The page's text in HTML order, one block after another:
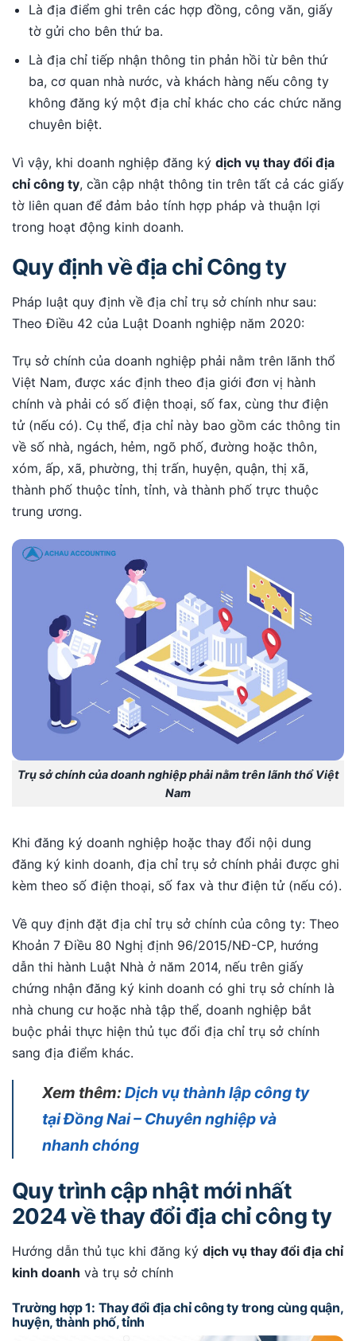
Là địa điểm ghi trên các hợp đồng, công văn, giấy
tờ gửi cho bên thứ ba.
Là địa chỉ tiếp nhận thông tin phản hồi từ bên thứ
ba, cơ quan nhà nước, và khách hàng nếu công ty
không đăng ký một địa chỉ khác cho các chức năng
chuyên biệt.
Vì vậy, khi doanh nghiệp đăng ký dịch vụ thay đổi địa
chỉ công ty, cần cập nhật thông tin trên tất cả các giấy
tờ liên quan để đảm bảo tính hợp pháp và thuận lợi
trong hoạt động kinh doanh.
Quy định về địa chỉ Công ty
Pháp luật quy định về địa chỉ trụ sở chính như sau:
Theo Điều 42 của Luật Doanh nghiệp năm 2020:
Trụ sở chính của doanh nghiệp phải nằm trên lãnh thổ
Việt Nam, được xác định theo địa giới đơn vị hành
chính và phải có số điện thoại, số fax, cùng thư điện
tử (nếu có). Cụ thể, địa chỉ này bao gồm các thông tin
về số nhà, ngách, hẻm, ngõ phố, đường hoặc thôn,
xóm, ấp, xã, phường, thị trấn, huyện, quận, thị xã,
thành phố thuộc tỉnh, tỉnh, và thành phố trực thuộc
trung ương.
Trụ sở chính của doanh nghiệp phải nằm trên lãnh thổ Việt
Nam
Khi đăng ký doanh nghiệp hoặc thay đổi nội dung
đăng ký kinh doanh, địa chỉ trụ sở chính phải được ghi
kèm theo số điện thoại, số fax và thư điện tử (nếu có).
Về quy định đặt địa chỉ trụ sở chính của công ty: Theo
Khoản 7 Điều 80 Nghị định 96/2015/NĐ-CP, hướng
dẫn thi hành Luật Nhà ở năm 2014, nếu trên giấy
chứng nhận đăng ký kinh doanh có ghi trụ sở chính là
nhà chung cư hoặc nhà tập thể, doanh nghiệp bắt
buộc phải thực hiện thủ tục đổi địa chỉ trụ sở chính
sang địa điểm khác.
Xem thêm: Dịch vụ thành lập công ty
tại Đồng Nai – Chuyên nghiệp và
nhanh chóng
Quy trình cập nhật mới nhất
2024 về thay đổi địa chỉ công ty
Hướng dẫn thủ tục khi đăng ký dịch vụ thay đổi địa chỉ
kinh doanh và trụ sở chính
Trường hợp 1: Thay đổi địa chỉ công ty trong cùng quận,
huyện, thành phố, tỉnh